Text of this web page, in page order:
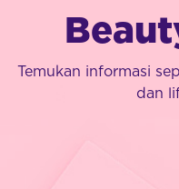
Temukan informasi
dan